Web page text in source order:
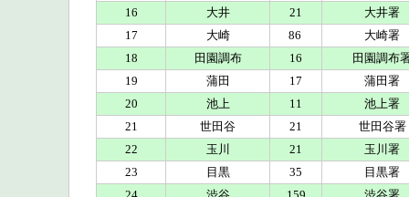
16
大井 21
大井署
17
大崎 86
大崎署
18
田園調布 16
田園調布
19
蒲田 17
蒲田署
20
池上 11
池上署
21
世田谷 21
世田谷署
22
玉川 21
玉川署
23
目黒 35
目黒署